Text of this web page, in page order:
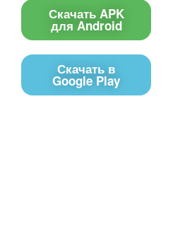
Скачать APK
для Android
Скачать в
Google Play